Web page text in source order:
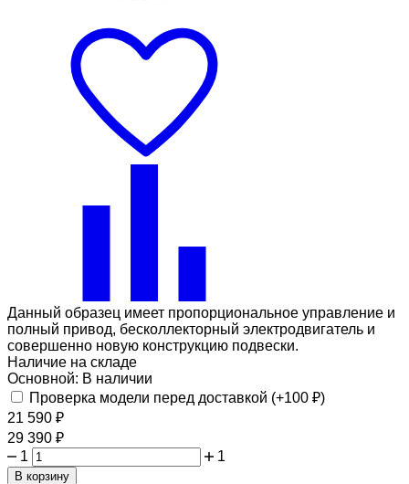
Данный образец имеет пропорциональное управление и
полный привод, бесколлекторный электродвигатель и
совершенно новую конструкцию подвески.
Наличие на складе
Основной: В наличии
Проверка модели перед доставкой (+100 ₽)
21 590 ₽
29 390 ₽
1
1
В корзину